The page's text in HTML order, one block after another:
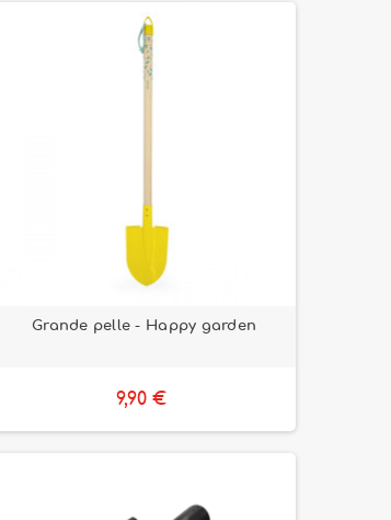
Grande pelle - Happy garden
9,90 €